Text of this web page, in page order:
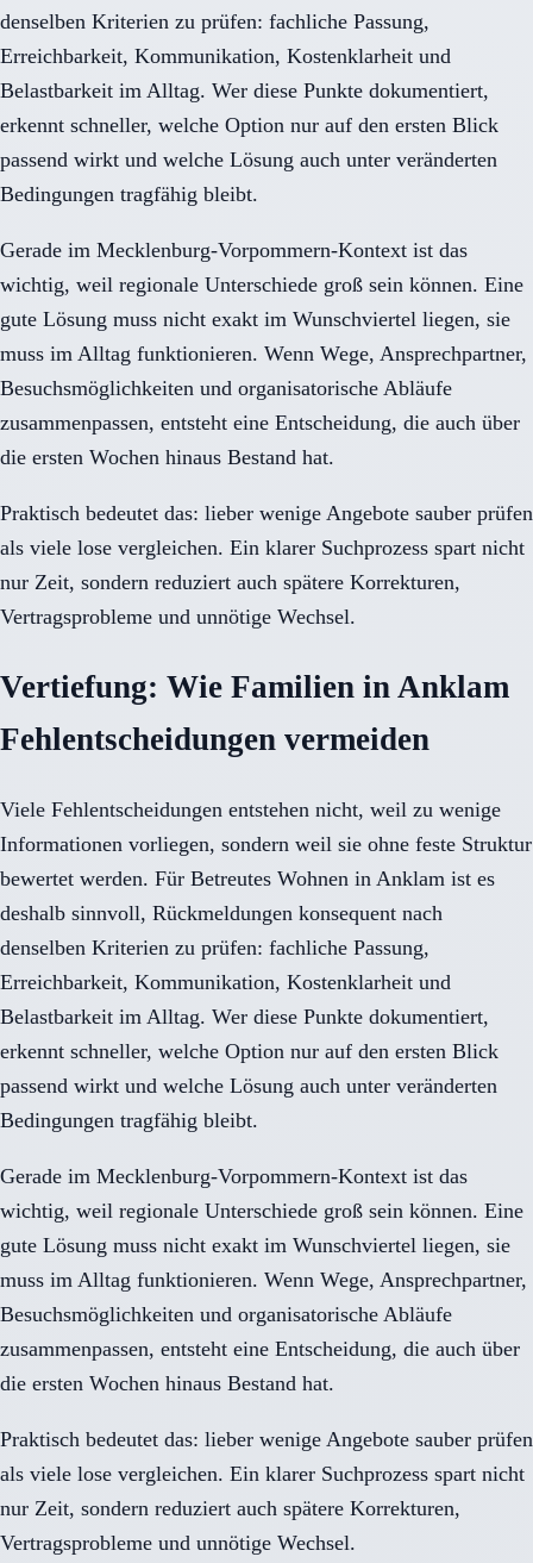
denselben Kriterien zu prüfen: fachliche Passung,
Erreichbarkeit, Kommunikation, Kostenklarheit und
Belastbarkeit im Alltag. Wer diese Punkte dokumentiert,
erkennt schneller, welche Option nur auf den ersten Blick
passend wirkt und welche Lösung auch unter veränderten
Bedingungen tragfähig bleibt.
Gerade im Mecklenburg-Vorpommern-Kontext ist das
wichtig, weil regionale Unterschiede groß sein können. Eine
gute Lösung muss nicht exakt im Wunschviertel liegen, sie
muss im Alltag funktionieren. Wenn Wege, Ansprechpartner,
Besuchsmöglichkeiten und organisatorische Abläufe
zusammenpassen, entsteht eine Entscheidung, die auch über
die ersten Wochen hinaus Bestand hat.
Praktisch bedeutet das: lieber wenige Angebote sauber prüfen
als viele lose vergleichen. Ein klarer Suchprozess spart nicht
nur Zeit, sondern reduziert auch spätere Korrekturen,
Vertragsprobleme und unnötige Wechsel.
Vertiefung: Wie Familien in Anklam
Fehlentscheidungen vermeiden
Viele Fehlentscheidungen entstehen nicht, weil zu wenige
Informationen vorliegen, sondern weil sie ohne feste Struktur
bewertet werden. Für Betreutes Wohnen in Anklam ist es
deshalb sinnvoll, Rückmeldungen konsequent nach
denselben Kriterien zu prüfen: fachliche Passung,
Erreichbarkeit, Kommunikation, Kostenklarheit und
Belastbarkeit im Alltag. Wer diese Punkte dokumentiert,
erkennt schneller, welche Option nur auf den ersten Blick
passend wirkt und welche Lösung auch unter veränderten
Bedingungen tragfähig bleibt.
Gerade im Mecklenburg-Vorpommern-Kontext ist das
wichtig, weil regionale Unterschiede groß sein können. Eine
gute Lösung muss nicht exakt im Wunschviertel liegen, sie
muss im Alltag funktionieren. Wenn Wege, Ansprechpartner,
Besuchsmöglichkeiten und organisatorische Abläufe
zusammenpassen, entsteht eine Entscheidung, die auch über
die ersten Wochen hinaus Bestand hat.
Praktisch bedeutet das: lieber wenige Angebote sauber prüfen
als viele lose vergleichen. Ein klarer Suchprozess spart nicht
nur Zeit, sondern reduziert auch spätere Korrekturen,
Vertragsprobleme und unnötige Wechsel.